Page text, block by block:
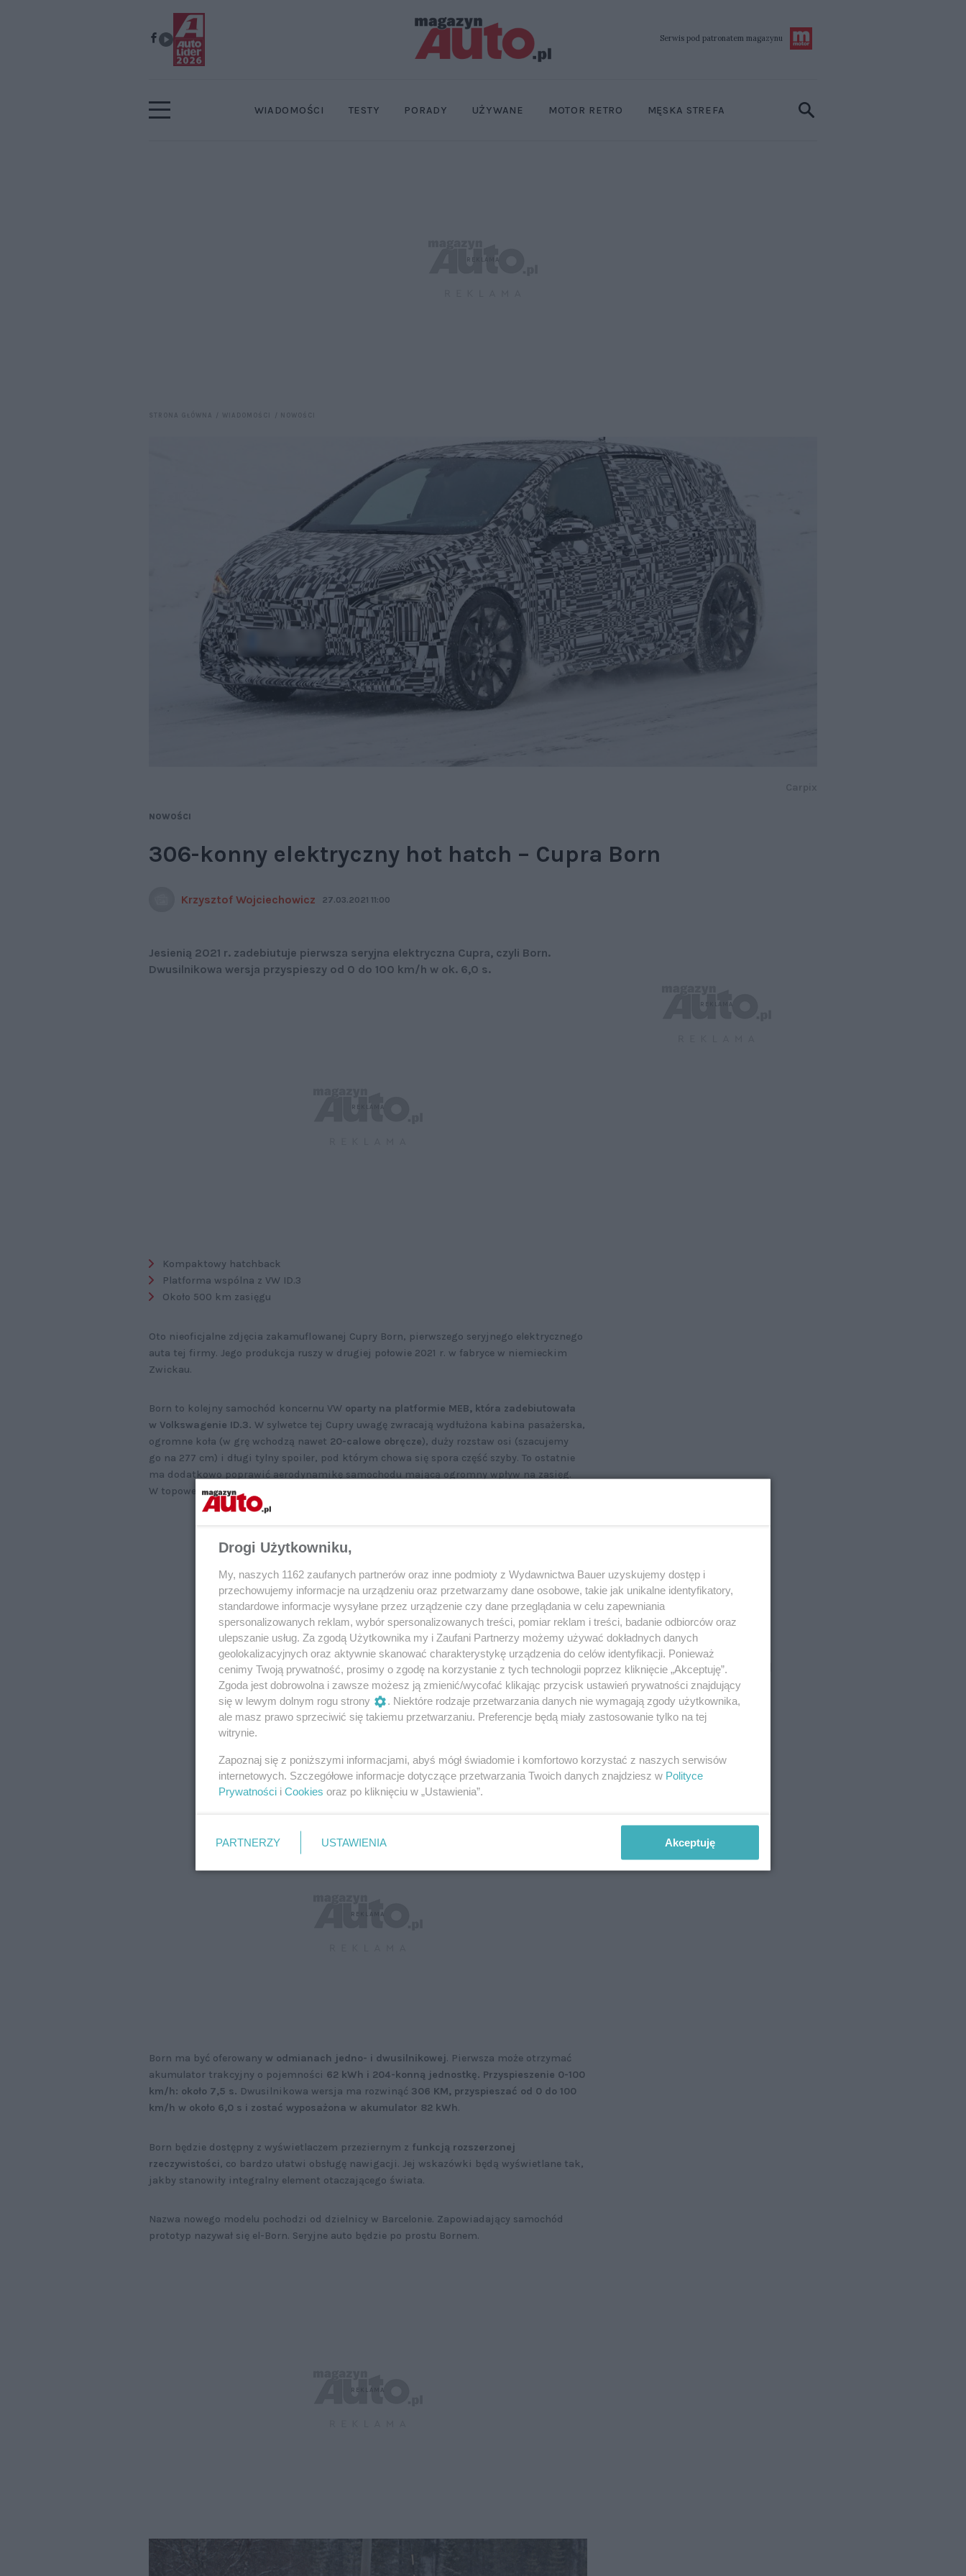
Serwis pod patronatem magazynu
WIADOMOŚCI MOTOR RETRO
TESTY PORADY UŻYWANE MĘSKA STREFA
NOWOŚCI
306-konny elektryczny hot hatch – Cupra Born
Krzysztof Wojciechowicz 27.03.2021 11:00
Jesienią 2021 r. zadebiutuje pierwsza seryjna elektryczna Cupra, czyli Born.
Dwusilnikowa wersja przyspieszy od 0 do 100 km/h w ok. 6,0 s.
Kompaktowy hatchback
Platforma wspólna z VW ID.3
Około 500 km zasięgu
Oto nieoficjalne zdjęcia zakamuflowanej Cupry Born, pierwszego seryjnego elektrycznego
auta tej firmy. Jego produkcja ruszy w drugiej połowie 2021 r. w fabryce w niemieckim
Zwickau.
Born to kolejny samochód koncernu VW oparty na platformie MEB, która zadebiutowała
w Volkswagenie ID.3. W sylwetce tej Cupry uwagę zwracają wydłużona kabina pasażerska,
ogromne koła (w grę wchodzą nawet 20-calowe obręcze), duży rozstaw osi (szacujemy
go na 277 cm) i długi tylny spoiler, pod którym chowa się spora część szyby. To ostatnie
ma dodatkowo poprawić aerodynamikę samochodu mającą ogromny wpływ na zasięg.
W topowej wersji wyniesie on około 500 km.
Born ma być oferowany w odmianach jedno- i dwusilnikowej. Pierwsza może otrzymać
akumulator trakcyjny o pojemności 62 kWh i 204-konną jednostkę. Przyspieszenie 0-100
km/h: około 7,5 s. Dwusilnikowa wersja ma rozwinąć 306 KM, przyspieszać od 0 do 100
km/h w około 6,0 s i zostać wyposażona w akumulator 82 kWh.
Born będzie dostępny z wyświetlaczem przeziernym z funkcją rozszerzonej
rzeczywistości, co bardzo ułatwi obsługę nawigacji. Jej wskazówki będą wyświetlane tak,
jakby stanowiły integralny element otaczającego świata.
Nazwa nowego modelu pochodzi od dzielnicy w Barcelonie. Zapowiadający samochód
prototyp nazywał się el-Born. Seryjne auto będzie po prostu Bornem.
Drogi Użytkowniku,
My, naszych 1162 zaufanych partnerów oraz inne podmioty z Wydawnictwa Bauer uzyskujemy dostęp i
przechowujemy informacje na urządzeniu oraz przetwarzamy dane osobowe, takie jak unikalne identyfikatory,
standardowe informacje wysyłane przez urządzenie czy dane przeglądania w celu zapewniania
spersonalizowanych reklam, wybór spersonalizowanych treści, pomiar reklam i treści, badanie odbiorców oraz
ulepszanie usług. Za zgodą Użytkownika my i Zaufani Partnerzy możemy używać dokładnych danych
geolokalizacyjnych oraz aktywnie skanować charakterystykę urządzenia do celów identyfikacji. Ponieważ
cenimy Twoją prywatność, prosimy o zgodę na korzystanie z tych technologii poprzez kliknięcie „Akceptuję”.
Zgoda jest dobrowolna i zawsze możesz ją zmienić/wycofać klikając przycisk ustawień prywatności znajdujący
się w lewym dolnym rogu strony
. Niektóre rodzaje przetwarzania danych nie wymagają zgody użytkownika,
ale masz prawo sprzeciwić się takiemu przetwarzaniu. Preferencje będą miały zastosowanie tylko na tej
witrynie.
Zapoznaj się z poniższymi informacjami, abyś mógł świadomie i komfortowo korzystać z naszych serwisów
internetowych. Szczegółowe informacje dotyczące przetwarzania Twoich danych znajdziesz w Polityce
Prywatności i Cookies oraz po kliknięciu w „Ustawienia”.
PARTNERZY USTAWIENIA Akceptuję